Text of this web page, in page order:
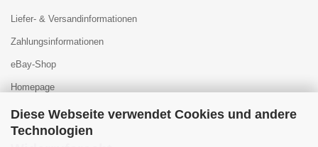
Diese Webseite verwendet Cookies und andere
Technologien
Liefer- & Versandinformationen
Zahlungsinformationen
eBay-Shop
Homepage